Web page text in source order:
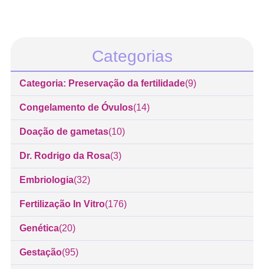
Categorias
Categoria: Preservação da fertilidade(9)
Congelamento de Óvulos(14)
Doação de gametas(10)
Dr. Rodrigo da Rosa(3)
Embriologia(32)
Fertilização In Vitro(176)
Genética(20)
Gestação(95)